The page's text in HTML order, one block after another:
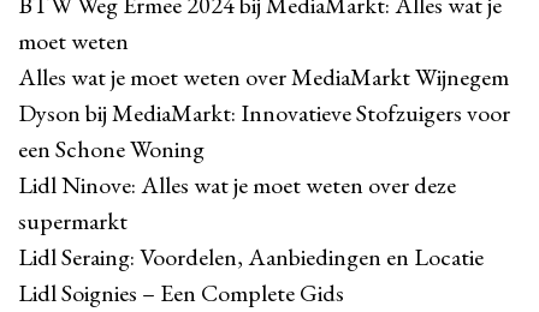
moet weten
Alles wat je moet weten over MediaMarkt Wijnegem
Dyson bij MediaMarkt: Innovatieve Stofzuigers voor
een Schone Woning
Lidl Ninove: Alles wat je moet weten over deze
supermarkt
Lidl Seraing: Voordelen, Aanbiedingen en Locatie
Lidl Soignies – Een Complete Gids